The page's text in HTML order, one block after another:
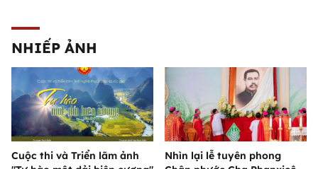
NHIẾP ẢNH
Cuộc thi và Triển lãm ảnh
Nhìn lại lễ tuyên phong